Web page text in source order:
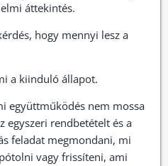
áttekintés.
hogy mennyi lesz a
a kiinduló állapot.
együttműködés nem mossa
egyszeri rendbetételt és a
feladat megmondani, mi
vagy frissíteni, ami